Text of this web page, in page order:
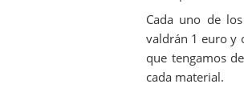
Cada uno de
valdrán 1 euro y
que tengamos
cada material.